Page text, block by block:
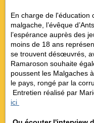
En charge de l'éducation
malgache, l’évêque
l’espérance auprès des
moins de 18 ans
se trouvent désœuvrés,
Ramaroson souhaite
poussent les Malgaches
le pays, rongé par la
Entretien réalisé par
ici